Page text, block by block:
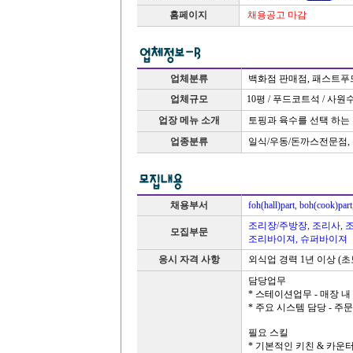
홈페이지
채용공고 마감
업체분류
백화점 판매점, 패스트
업체규모
10평 / 푸드코트석 / 사원
업장 메뉴 소개
토핑과 육수를 선택 하
업종분류
일식/우동/돈까스전문점
채용부서 foh(hall)part,
모집부문
조리장/주방장, 조리사,
조리바이져, 슈퍼바이져
응시 자격 사항
외식업 경력 1년 이상 (
담당업무
* 스테이션업무 - 매장
* 주요 시스템 담당 - 주
필요 스킬
* 기본적인 키친 & 카운